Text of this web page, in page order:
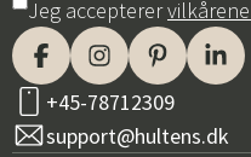
Jeg accepterer
+45-78712309
support@hultens.dk